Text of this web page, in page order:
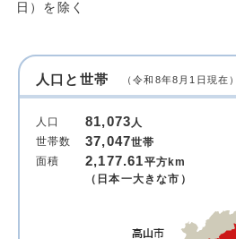
日）を除く
人口と世帯 （令和8年8月1日現在）
人口 81,073人
世帯数
37,047世帯
面積
2,177.61平方km
（日本一大きな市）